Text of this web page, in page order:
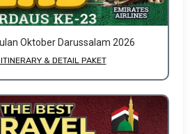
Oktober Darussalam 2026
& DETAIL PAKET